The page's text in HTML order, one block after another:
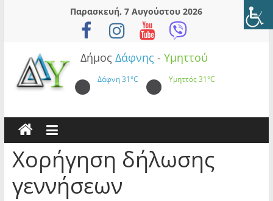
Παρασκευή, 7 Αυγούστου 2026
Δήμος Δάφνης - Υμηττού
Δάφνη31°C Υμηττός31°C
Χορήγηση δήλωσης
γεννήσεων